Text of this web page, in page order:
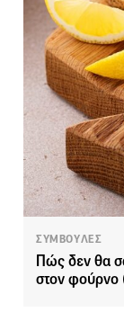
ΣΥΜΒΟΥΛΕΣ
Πώς δεν θα
στον φούρνο